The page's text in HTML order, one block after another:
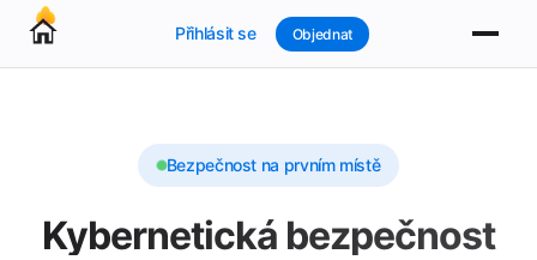
Přihlásit se Objednat
Bezpečnost na prvním místě
Kybernetická bezpečnost